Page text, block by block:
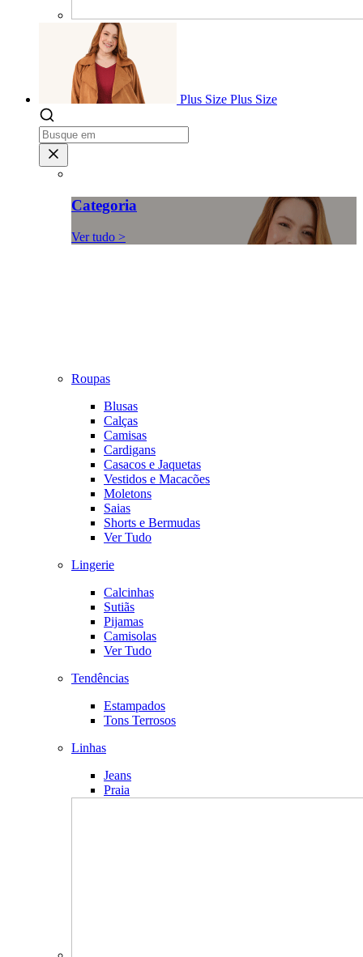
Plus Size Plus Size
Categoria
Ver tudo >
Roupas
Blusas
Calças
Camisas
Cardigans
Casacos e Jaquetas
Vestidos e Macacões
Moletons
Saias
Shorts e Bermudas
Ver Tudo
Lingerie
Calcinhas
Sutiãs
Pijamas
Camisolas
Ver Tudo
Tendências
Estampados
Tons Terrosos
Linhas
Jeans
Praia